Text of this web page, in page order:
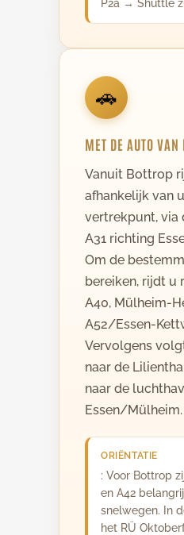
P2a → Shuttle
🚗
MET DE AUTO VAN
Vanuit Bottrop
afhankelijk van
vertrekpunt, via
A31 richting
Om de
bereiken, rijdt u
A40, Mülheim-
A52/Essen-
Vervolgens
naar de
naar de
Essen/Mülheim.
ORIËNTATIE
: Voor Bottrop
en A42
snelwegen. In
het RÜ